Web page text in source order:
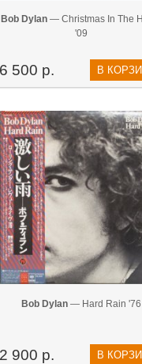
Bob Dylan— Christmas In The
'09
6 500 р. В
Bob Dylan— Hard Rain '76
2 900 р. В